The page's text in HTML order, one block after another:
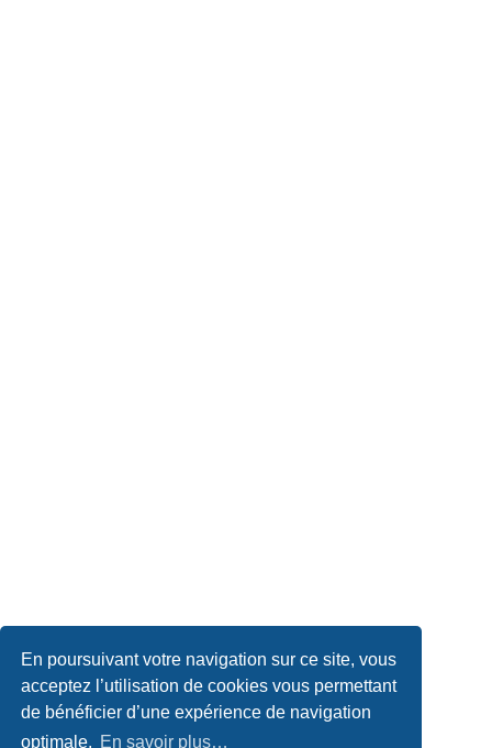
En poursuivant votre navigation sur ce site, vous
acceptez l’utilisation de cookies vous permettant
de bénéficier d’une expérience de navigation
optimale. En savoir plus…